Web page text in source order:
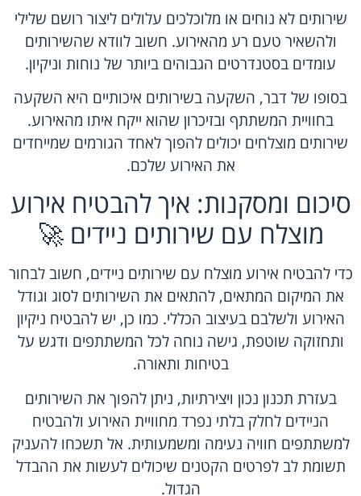
שירותים לא נוחים או מלוכלכים עלולים ליצור רושם שלילי
ולהשאיר טעם רע מהאירוע. חשוב לוודא שהשירותים
עומדים בסטנדרטים הגבוהים ביותר של נוחות וניקיון.
בסופו של דבר, השקעה בשירותים איכותיים היא השקעה
בחוויית המשתתף ובזיכרון שהוא ייקח איתו מהאירוע.
שירותים מוצלחים יכולים להפוך לאחד הגורמים שמייחדים
את האירוע שלכם.
סיכום ומסקנות: איך להבטיח אירוע
מוצלח עם שירותים ניידים 🚀
כדי להבטיח אירוע מוצלח עם שירותים ניידים, חשוב לבחור
את המיקום המתאים, להתאים את השירותים לסוג וגודל
האירוע ולשלבם בעיצוב הכללי. כמו כן, יש להבטיח ניקיון
ותחזוקה שוטפת, גישה נוחה לכל המשתתפים ודגש על
בטיחות ותאורה.
בעזרת תכנון נכון ויצירתיות, ניתן להפוך את השירותים
הניידים לחלק בלתי נפרד מחוויית האירוע ולהבטיח
למשתתפים חוויה נעימה ומשמעותית. אל תשכחו להעניק
תשומת לב לפרטים הקטנים שיכולים לעשות את ההבדל
הגדול.